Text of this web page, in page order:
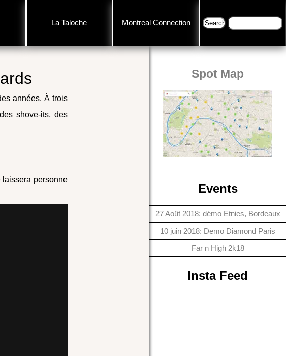
La Taloche Montreal Connection
années. À trois
shove-its, des
laissera personne
Spot Map
Events
27 Août 2018: démo Etnies, Bordeaux
10 juin 2018: Demo Diamond Paris
Far n High 2k18
Insta Feed